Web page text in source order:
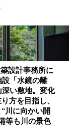
設計事務所に
「水鏡の離
い敷地。変化
方を目指し、
川に向かい開
等も川の景色